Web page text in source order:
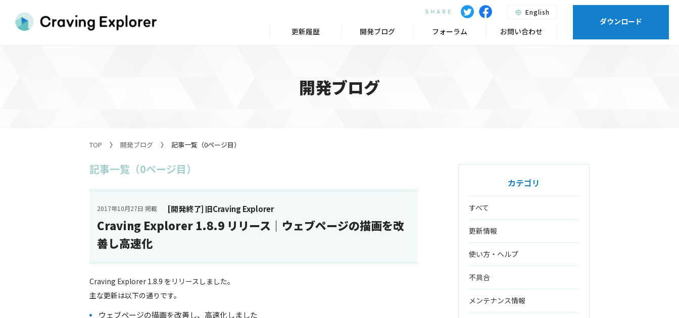
開発ブログ
TOP 開発ブログ 記事一覧（0ページ目）
記事一覧（0ページ目）
[開発終了] 旧Craving Explorer
2017年10月27日 掲載
Craving Explorer 1.8.9 リリース｜ウェブページの描画を改
善し高速化
Craving Explorer 1.8.9 をリリースしました。
主な更新は以下の通りです。
ウェブページの描画を改善し、高速化しました
カテゴリ
すべて
更新情報
使い方・ヘルプ
不具合
メンテナンス情報
ダウンロード
English
更新履歴 開発ブログ フォーラム お問い合わせ